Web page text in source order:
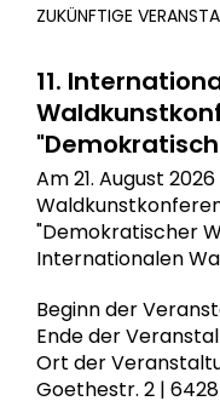
ZUKÜNFTIGE
11.
Am 21. August 2026
"Demokratischer
Internationalen
Beginn der
Ende der
Ort der
Goethestr. 2 |